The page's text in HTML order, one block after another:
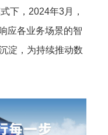
下，2024年3月，
应各业务场景的智
淀，为持续推动数